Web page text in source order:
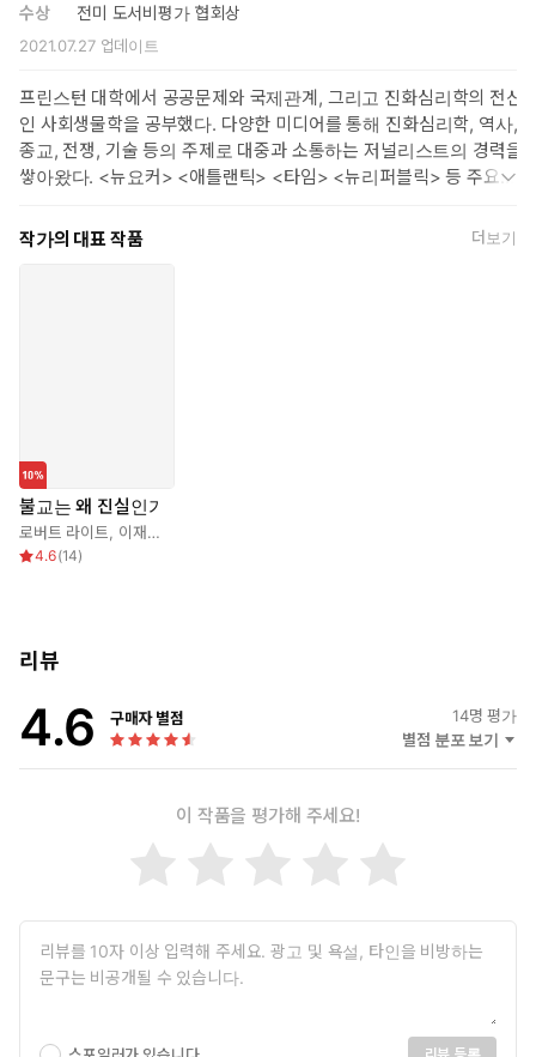
수상
전미 도서비평가 협회상
2021.07.27업데이트
프린스턴 대학에서 공공문제와 국제관계, 그리고 진화심리학의 전신
인 사회생물학을 공부했다. 다양한 미디어를 통해 진화심리학, 역사,
종교, 전쟁, 기술 등의 주제로 대중과 소통하는 저널리스트의 경력을
쌓아왔다. <뉴요커> <애틀랜틱> <타임> <뉴리퍼블릭> 등 주요 잡
술, 철학에 대한 칼럼으로 ‘미국 잡지상’을 수상했다. 첫 번째 저서인
『세 과학자와 그들의 신』(1989)이 ‘전미 도서비평가 협회상’을 수
세계문제, 철학, 과학 등의 주제를 다루는 비디오 블로그 <블로깅헤
드Bloggingheads.tv>를 운영하고 있다. 현재 뉴욕에 있는 유니언
신학대학의 과학 및 종교 객원교수이며 뉴저지 주 프린스턴에서 아
내와 두 딸과 함께 살고 있다.
작가의 대표 작품 더보기
불교는 왜 진실인가
로버트 라이트 이재석
4.6(14)
리뷰
4.6 구매자 별점 14명 평가
별점 분포 보기
이 작품을 평가해 주세요!